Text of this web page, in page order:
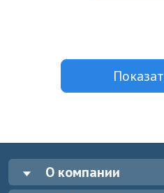
О компании